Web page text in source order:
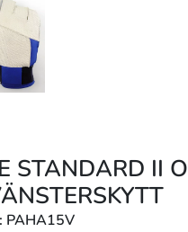
STANDARD II
PAHA15V